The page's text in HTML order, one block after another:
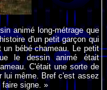
animé long-métrage que
d'un petit garçon qui
bébé chameau. Le petit
le dessin animé était
C'était une sorte de
lui même. Bref c'est assez
faire signe. »